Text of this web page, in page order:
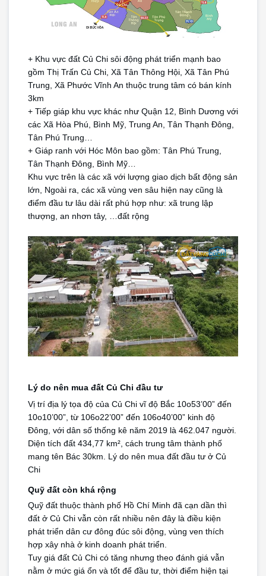
+ Khu vực đất Củ Chi sôi động phát triển mạnh bao
gồm Thị Trấn Củ Chi, Xã Tân Thông Hội, Xã Tân Phú
Trung, Xã Phước Vĩnh An thuộc trung tâm có bán kính
3km
+ Tiếp giáp khu vực khác như Quận 12, Bình Dương với
các Xã Hòa Phú, Bình Mỹ, Trung An, Tân Thạnh Đông,
Tân Phú Trung…
+ Giáp ranh với Hóc Môn bao gồm: Tân Phú Trung,
Tân Thạnh Đông, Bình Mỹ…
Khu vực trên là các xã với lượng giao dịch bất động sản
lớn, Ngoài ra, các xã vùng ven sâu hiện nay cũng là
điểm đầu tư lâu dài rất phú hợp như: xã trung lập
thượng, an nhơn tây, …đất rộng
Lý do nên mua đất Củ Chi đầu tư
Vị trí địa lý tọa độ của Củ Chi vĩ độ Bắc 10o53’00” đến
10o10’00”, từ 106o22’00” đến 106o40’00” kinh độ
Đông, với dân số thống kê năm 2019 là 462.047 người.
Diện tích đất 434,77 km², cách trung tâm thành phố
mang tên Bác 30km. Lý do nên mua đất đầu tư ở Củ
Chi
Quỹ đất còn khá rộng
Quỹ đất thuộc thành phố Hồ Chí Minh đã cạn dần thì
đất ở Củ Chi vẫn còn rất nhiều nên đây là điều kiện
phát triển dân cư đông đúc sôi động, vùng ven thích
hợp xây nhà ở kinh doanh phát triển.
Tuy giá đất Củ Chi có tăng nhưng theo đánh giá vẫn
nằm ở mức giá ổn và tốt để đầu tư, thời điểm hiện tại